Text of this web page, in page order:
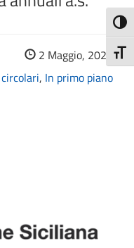
2 Maggio, 2022
, In primo piano